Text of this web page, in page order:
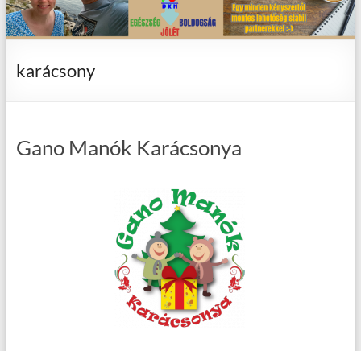
karácsony
Gano Manók Karácsonya